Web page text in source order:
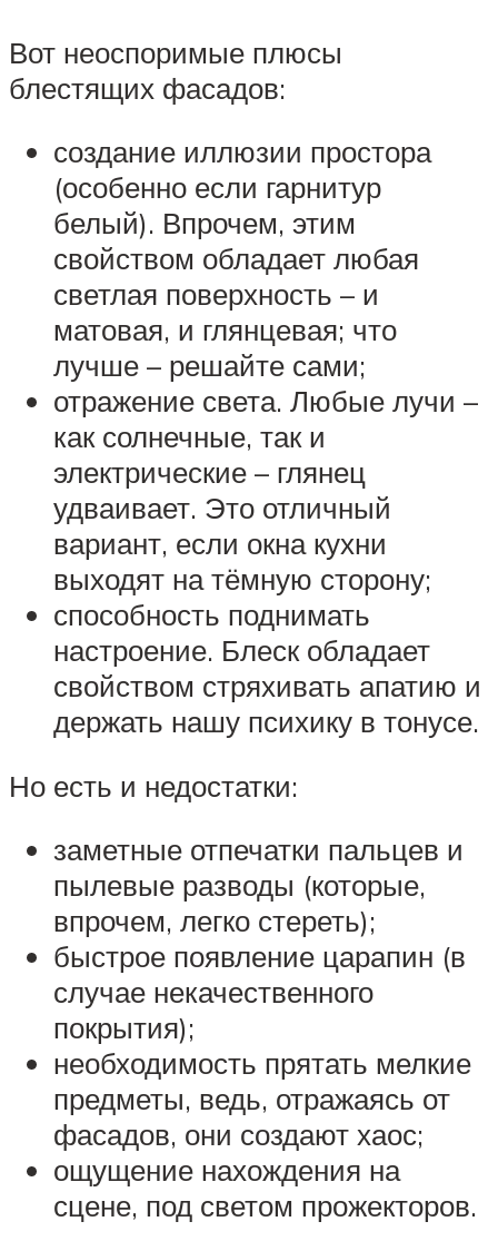
Вот неоспоримые плюсы
блестящих фасадов:
создание иллюзии простора
(особенно если гарнитур
белый). Впрочем, этим
свойством обладает любая
светлая поверхность – и
матовая, и глянцевая; что
лучше – решайте сами;
отражение света. Любые лучи –
как солнечные, так и
электрические – глянец
удваивает. Это отличный
вариант, если окна кухни
выходят на тёмную сторону;
способность поднимать
настроение. Блеск обладает
свойством стряхивать апатию и
держать нашу психику в тонусе.
Но есть и недостатки:
заметные отпечатки пальцев и
пылевые разводы (которые,
впрочем, легко стереть);
быстрое появление царапин (в
случае некачественного
покрытия);
необходимость прятать мелкие
предметы, ведь, отражаясь от
фасадов, они создают хаос;
ощущение нахождения на
сцене, под светом прожекторов.